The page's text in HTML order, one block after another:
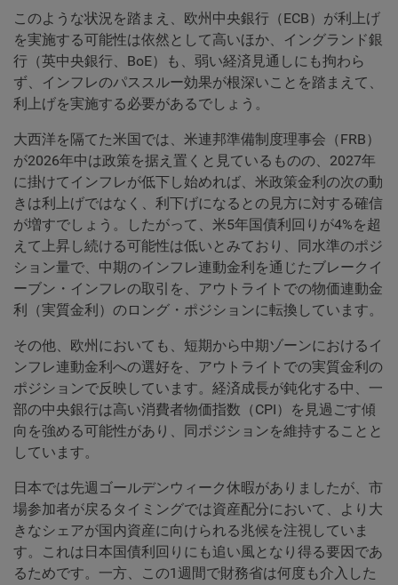
このような状況を踏まえ、欧州中央銀行（ECB）が利上げ
を実施する可能性は依然として高いほか、イングランド銀
行（英中央銀行、BoE）も、弱い経済見通しにも拘わら
ず、インフレのパススルー効果が根深いことを踏まえて、
利上げを実施する必要があるでしょう。
大西洋を隔てた米国では、米連邦準備制度理事会（FRB）
が2026年中は政策を据え置くと見ているものの、2027年
に掛けてインフレが低下し始めれば、米政策金利の次の動
きは利上げではなく、利下げになるとの見方に対する確信
が増すでしょう。したがって、米5年国債利回りが4%を超
えて上昇し続ける可能性は低いとみており、同水準のポジ
ション量で、中期のインフレ連動金利を通じたブレークイ
ーブン・インフレの取引を、アウトライトでの物価連動金
利（実質金利）のロング・ポジションに転換しています。
その他、欧州においても、短期から中期ゾーンにおけるイ
ンフレ連動金利への選好を、アウトライトでの実質金利の
ポジションで反映しています。経済成長が鈍化する中、一
部の中央銀行は高い消費者物価指数（CPI）を見過ごす傾
向を強める可能性があり、同ポジションを維持することと
しています。
日本では先週ゴールデンウィーク休暇がありましたが、市
場参加者が戻るタイミングでは資産配分において、より大
きなシェアが国内資産に向けられる兆候を注視していま
す。これは日本国債利回りにも追い風となり得る要因であ
るためです。一方、この1週間で財務省は何度も介入した